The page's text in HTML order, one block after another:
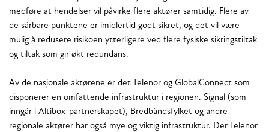
medføre at hendelser vil påvirke flere aktører samtidig. Flere av
de sårbare punktene er imidlertid godt sikret, og det vil være
mulig å redusere risikoen ytterligere ved flere fysiske sikringstiltak
og tiltak som gir økt redundans.
Av de nasjonale aktørene er det Telenor og GlobalConnect som
disponerer en omfattende infrastruktur i regionen. Signal (som
inngår i Altibox-partnerskapet), Bredbåndsfylket og andre
regionale aktører har også mye og viktig infrastruktur. Der Telenor